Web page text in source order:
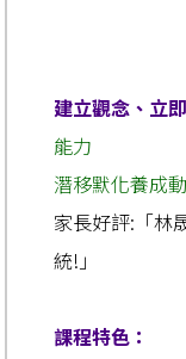
建立觀念、立
能力
潛移默化養成
家長好評:「林
統!」
課程特色：